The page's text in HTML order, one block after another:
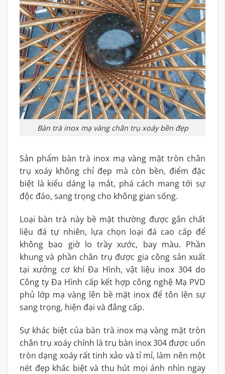
Bàn trà inox mạ vàng chân trụ xoáy bền đẹp
Sản phẩm bàn trà inox mạ vàng mặt tròn chân
trụ xoáy không chỉ đẹp mà còn bền, điểm đặc
biệt là kiểu dáng lạ mắt, phá cách mang tới sự
độc đáo, sang trọng cho không gian sống.
Loại bàn trà này bề mặt thường được gắn chất
liệu đá tự nhiên, lựa chọn loại đá cao cấp để
không bao giờ lo trầy xước, bay màu. Phần
khung và phần chân trụ được gia công sản xuất
tại xưởng cơ khí Đa Hình, vật liệu inox 304 do
Công ty Đa Hình cấp kết hợp công nghệ Mạ PVD
phủ lớp mạ vàng lên bề mặt inox để tôn lên sự
sang trọng, hiện đại và đẳng cấp.
Sự khác biệt của bàn trà inox mạ vàng mặt tròn
chân trụ xoáy chính là trụ bàn inox 304 được uốn
tròn dạng xoáy rất tinh xảo và tỉ mỉ, làm nên một
nét đẹp khác biệt và thu hút mọi ánh nhìn ngay